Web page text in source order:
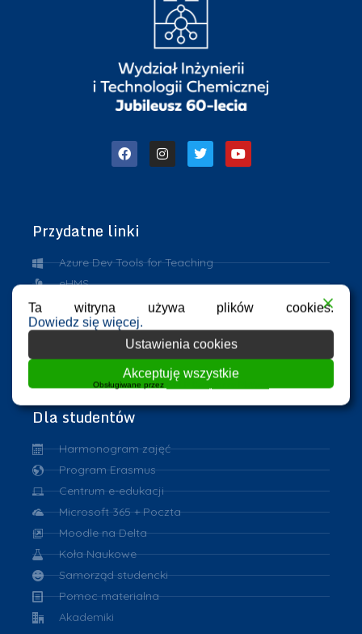
Przydatne linki
Azure Dev Tools for Teaching
eHMS
ASAP
Repozytorium PK
Dla studentów
Harmonogram zajęć
Program Erasmus
Centrum e-edukacji
Microsoft 365 + Poczta
Moodle na Delta
Koła Naukowe
Samorząd studencki
Pomoc materialna
Akademiki
Ta witryna używa plików cookies.
Dowiedz się więcej.
Ustawienia cookies
Akceptuję wszystkie
Obsługiwane przez